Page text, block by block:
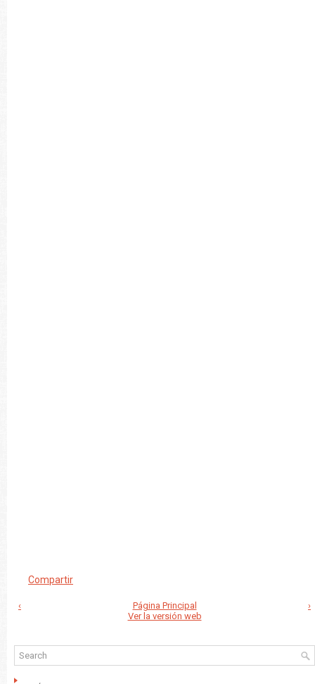
Compartir
‹ ›
Página Principal
Ver la versión web